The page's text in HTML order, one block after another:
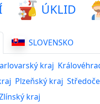
ÚKLID
SLOVENSKO
kraj
Plzeňský kraj
kraj